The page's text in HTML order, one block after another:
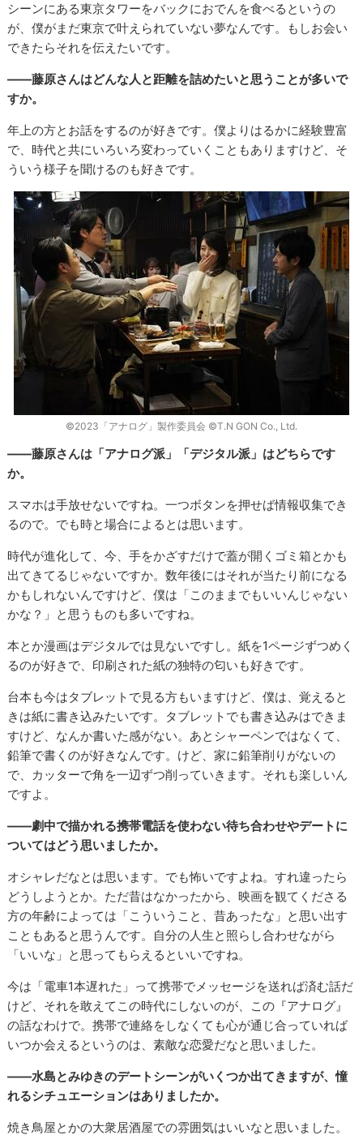
シーンにある東京タワーをバックにおでんを食べるというの
が、僕がまだ東京で叶えられていない夢なんです。もしお会い
できたらそれを伝えたいです。
――藤原さんはどんな人と距離を詰めたいと思うことが多いで
すか。
年上の方とお話をするのが好きです。僕よりはるかに経験豊富
で、時代と共にいろいろ変わっていくこともありますけど、そ
ういう様子を聞けるのも好きです。
©︎2023「アナログ」製作委員会 ©︎T.N GON Co., Ltd.
――藤原さんは「アナログ派」「デジタル派」はどちらです
か。
スマホは手放せないですね。一つボタンを押せば情報収集でき
るので。でも時と場合によるとは思います。
時代が進化して、今、手をかざすだけで蓋が開くゴミ箱とかも
出てきてるじゃないですか。数年後にはそれが当たり前になる
かもしれないんですけど、僕は「このままでもいいんじゃない
かな？」と思うものも多いですね。
本とか漫画はデジタルでは見ないですし。紙を1ページずつめく
るのが好きで、印刷された紙の独特の匂いも好きです。
台本も今はタブレットで見る方もいますけど、僕は、覚えると
きは紙に書き込みたいです。タブレットでも書き込みはできま
すけど、なんか書いた感がない。あとシャーペンではなくて、
鉛筆で書くのが好きなんです。けど、家に鉛筆削りがないの
で、カッターで角を一辺ずつ削っていきます。それも楽しいん
ですよ。
――劇中で描かれる携帯電話を使わない待ち合わせやデートに
ついてはどう思いましたか。
オシャレだなとは思います。でも怖いですよね。すれ違ったら
どうしようとか。ただ昔はなかったから、映画を観てくださる
方の年齢によっては「こういうこと、昔あったな」と思い出す
こともあると思うんです。自分の人生と照らし合わせながら
「いいな」と思ってもらえるといいですね。
今は「電車1本遅れた」って携帯でメッセージを送れば済む話だ
けど、それを敢えてこの時代にしないのが、この『アナログ』
の話なわけで。携帯で連絡をしなくても心が通じ合っていれば
いつか会えるというのは、素敵な恋愛だなと思いました。
――水島とみゆきのデートシーンがいくつか出てきますが、憧
れるシチュエーションはありましたか。
焼き鳥屋とかの大衆居酒屋での雰囲気はいいなと思いました。